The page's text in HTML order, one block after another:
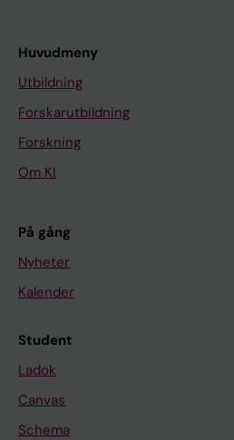
Huvudmeny
Utbildning
Forskarutbildning
Forskning
Om KI
På gång
Nyheter
Kalender
Student
Ladok
Canvas
Schema